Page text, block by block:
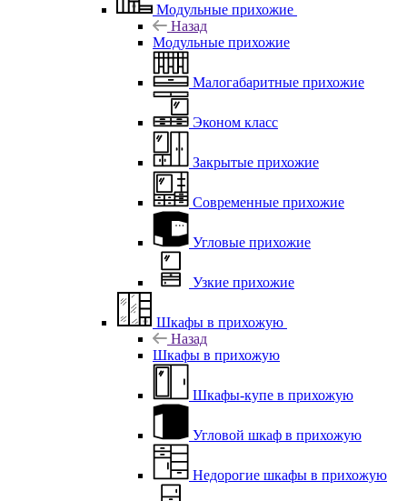
Модульные прихожие
Назад
Модульные прихожие
Малогабаритные прихожие
Эконом класс
Закрытые прихожие
Современные прихожие
Угловые прихожие
Узкие прихожие
Шкафы в прихожую
Назад
Шкафы в прихожую
Шкафы-купе в прихожую
Угловой шкаф в прихожую
Недорогие шкафы в прихожую